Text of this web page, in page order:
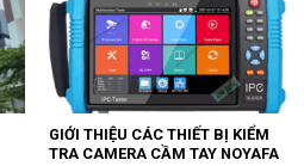
GIỚI THIỆU CÁC THIẾT BỊ KIỂM
TRA CAMERA CẦM TAY NOYAFA